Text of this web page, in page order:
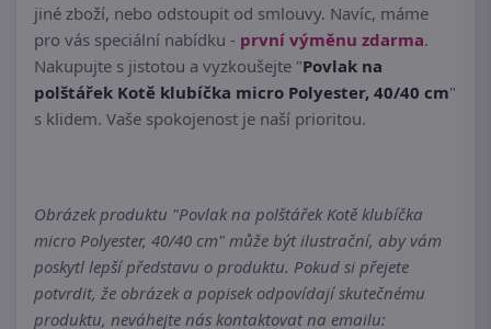
jiné zboží, nebo odstoupit od smlouvy. Navíc, máme
pro vás speciální nabídku - první výměnu zdarma.
Nakupujte s jistotou a vyzkoušejte "Povlak na
polštářek Kotě klubíčka micro Polyester, 40/40 cm"
s klidem. Vaše spokojenost je naší prioritou.
Obrázek produktu "Povlak na polštářek Kotě klubíčka
micro Polyester, 40/40 cm" může být ilustrační, aby vám
poskytl lepší představu o produktu. Pokud si přejete
potvrdit, že obrázek a popisek odpovídají skutečnému
produktu, neváhejte nás kontaktovat na emailu: